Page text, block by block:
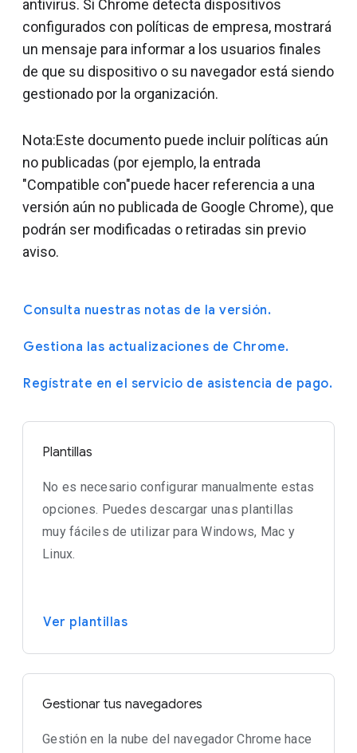
antivirus. Si Chrome detecta dispositivos
configurados con políticas de empresa, mostrará
un mensaje para informar a los usuarios finales
de que su dispositivo o su navegador está siendo
gestionado por la organización.
Nota:Este documento puede incluir políticas aún
no publicadas (por ejemplo, la entrada
"Compatible con"puede hacer referencia a una
versión aún no publicada de Google Chrome), que
podrán ser modificadas o retiradas sin previo
aviso.
Consulta nuestras notas de la versión.
Gestiona las actualizaciones de Chrome.
Regístrate en el servicio de asistencia de pago.
Plantillas
No es necesario configurar manualmente estas
opciones. Puedes descargar unas plantillas
muy fáciles de utilizar para Windows, Mac y
Linux.
Ver plantillas
Gestionar tus navegadores
Gestión en la nube del navegador Chrome hace